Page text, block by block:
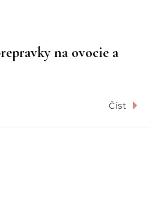
na ovocie a
Číst